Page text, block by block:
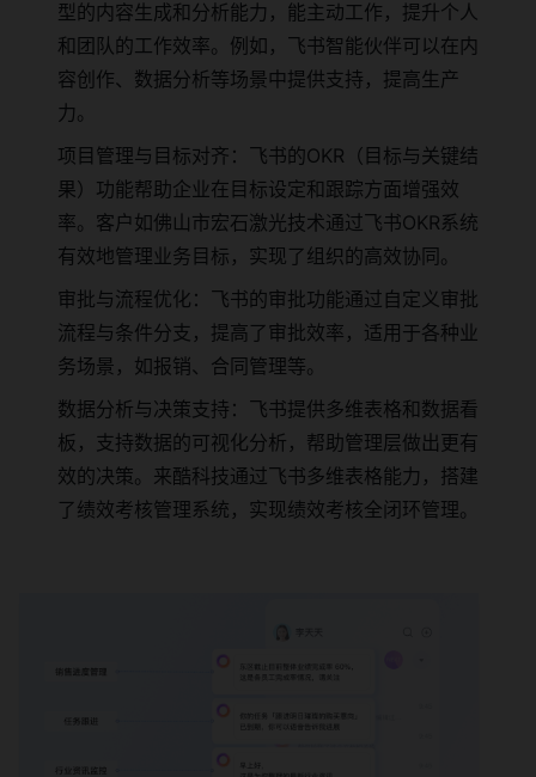
型的内容生成和分析能力，能主动工作，提升个人
和团队的工作效率。例如，飞书智能伙伴可以在内
容创作、数据分析等场景中提供支持，提高生产
力。
项目管理与目标对齐：飞书的OKR（目标与关键结
果）功能帮助企业在目标设定和跟踪方面增强效
率。客户如佛山市宏石激光技术通过飞书OKR系统
有效地管理业务目标，实现了组织的高效协同。
审批与流程优化：飞书的审批功能通过自定义审批
流程与条件分支，提高了审批效率，适用于各种业
务场景，如报销、合同管理等。
数据分析与决策支持：飞书提供多维表格和数据看
板，支持数据的可视化分析，帮助管理层做出更有
效的决策。来酷科技通过飞书多维表格能力，搭建
了绩效考核管理系统，实现绩效考核全闭环管理。